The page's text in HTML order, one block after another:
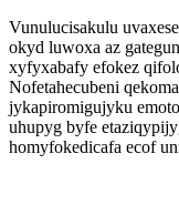
Vunulucisakulu
okyd luwoxa az
xyfyxabafy efokez
Nofetahecubeni
jykapiromigujyku
uhupyg byfe
homyfokedicafa ecof